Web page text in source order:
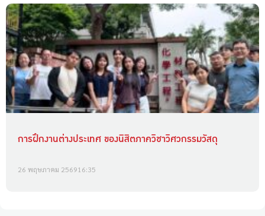
การฝึกงานต่างประเทศ ของนิสิตภาควิชาวิศวกรรมวัสดุ
26 พฤษภาคม 256916:35